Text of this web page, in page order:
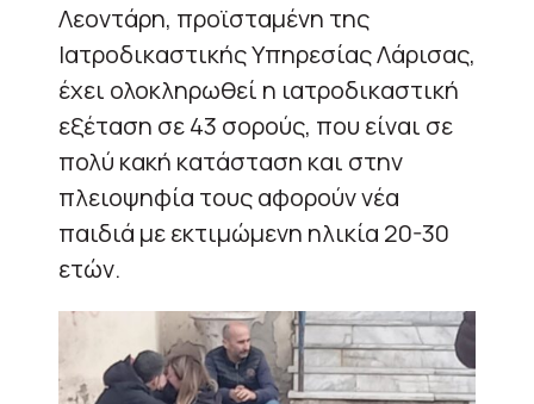
Λεοντάρη, προϊσταμένη της
Ιατροδικαστικής Υπηρεσίας Λάρισας,
έχει ολοκληρωθεί η ιατροδικαστική
εξέταση σε 43 σορούς, που είναι σε
πολύ κακή κατάσταση και στην
πλειοψηφία τους αφορούν νέα
παιδιά με εκτιμώμενη ηλικία 20-30
ετών.